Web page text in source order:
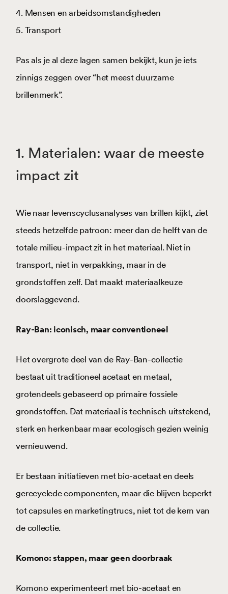
4. Mensen en arbeidsomstandigheden
5. Transport
Pas als je al deze lagen samen bekijkt, kun je iets
zinnigs zeggen over “het meest duurzame
brillenmerk”.
1. Materialen: waar de meeste
impact zit
Wie naar levenscyclusanalyses van brillen kijkt, ziet
steeds hetzelfde patroon: meer dan de helft van de
totale milieu-impact zit in het materiaal. Niet in
transport, niet in verpakking, maar in de
grondstoffen zelf. Dat maakt materiaalkeuze
doorslaggevend.
Ray-Ban: iconisch, maar conventioneel
Het overgrote deel van de Ray-Ban-collectie
bestaat uit traditioneel acetaat en metaal,
grotendeels gebaseerd op primaire fossiele
grondstoffen. Dat materiaal is technisch uitstekend,
sterk en herkenbaar maar ecologisch gezien weinig
vernieuwend.
Er bestaan initiatieven met bio-acetaat en deels
gerecyclede componenten, maar die blijven beperkt
tot capsules en marketingtrucs, niet tot de kern van
de collectie.
Komono: stappen, maar geen doorbraak
Komono experimenteert met bio-acetaat en